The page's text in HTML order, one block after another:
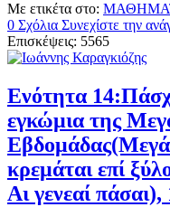
Με ετικέτα στο:
0 Σχόλια Συνεχίστε την
Επισκέψεις: 5565
Ενότητα
εγκώμια της
κρεμάται επί
Αι γενεαί